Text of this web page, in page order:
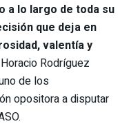
a lo largo de toda su
que deja en
valentía y
Rodríguez
de los
opositora a disputar